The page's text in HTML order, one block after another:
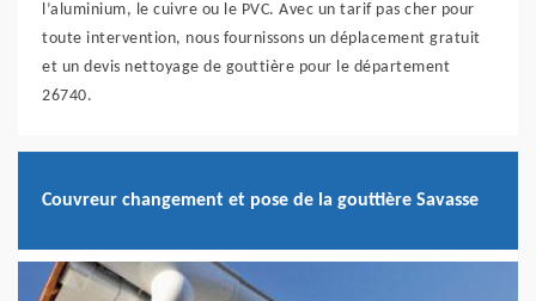
l’aluminium, le cuivre ou le PVC. Avec un tarif pas cher pour
toute intervention, nous fournissons un déplacement gratuit
et un devis nettoyage de gouttière pour le département
26740.
Couvreur changement et pose de la gouttière Savasse